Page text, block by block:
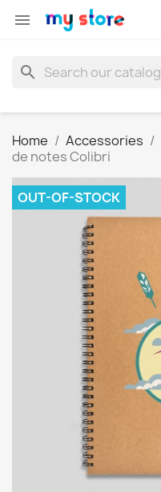

search
Home Accessories
de notes Colibri
OUT-OF-STOCK